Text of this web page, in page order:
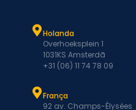
Holanda
Overhoeksplein 1
1031KS Amsterdã
+31 (06) 11 74 78 09
França
92 av. Champs-Élysées